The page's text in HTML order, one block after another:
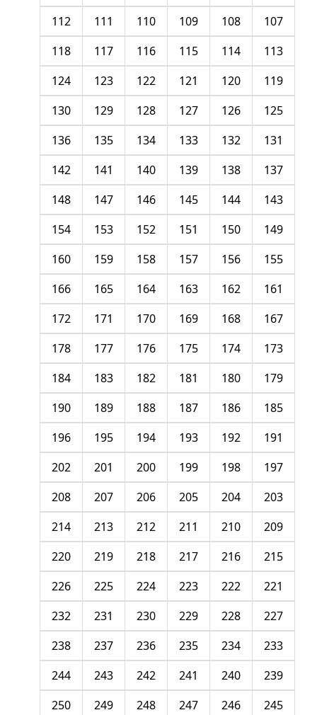
107
108
109
110
111
112
113
114
115
116
117
118
119
120
121
122
123
124
125
126
127
128
129
130
131
132
133
134
135
136
137
138
139
140
141
142
143
144
145
146
147
148
149
150
151
152
153
154
155
156
157
158
159
160
161
162
163
164
165
166
167
168
169
170
171
172
173
174
175
176
177
178
179
180
181
182
183
184
185
186
187
188
189
190
191
192
193
194
195
196
197
198
199
200
201
202
203
204
205
206
207
208
209
210
211
212
213
214
215
216
217
218
219
220
221
222
223
224
225
226
227
228
229
230
231
232
233
234
235
236
237
238
239
240
241
242
243
244
245
246
247
248
249
250